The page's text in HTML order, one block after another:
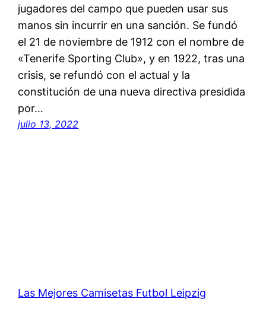
jugadores del campo que pueden usar sus
manos sin incurrir en una sanción. Se fundó
el 21 de noviembre de 1912 con el nombre de
«Tenerife Sporting Club», y en 1922, tras una
crisis, se refundó con el actual y la
constitución de una nueva directiva presidida
por…
julio 13, 2022
Las Mejores Camisetas Futbol Leipzig